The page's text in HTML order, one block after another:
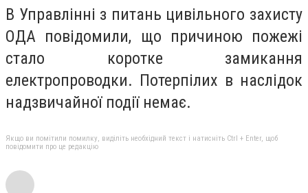
В Управлінні з питань цивільного захисту
ОДА повідомили, що причиною пожежі
стало коротке замикання
електропроводки. Потерпілих в наслідок
надзвичайної події немає.
Якщо ви помітили помилку, виділіть необхідний текст і натисніть Ctrl + Enter, щоб
повідомити про це редакцію